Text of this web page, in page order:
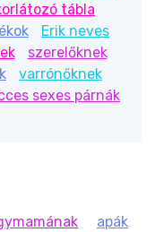
tábla
Erik neves
szerelőknek
varrónőknek
sexes párnák
apák